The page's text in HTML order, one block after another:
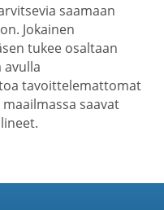
saamaan
Jokainen
tukee osaltaan
tavoittelemattomat
saavat